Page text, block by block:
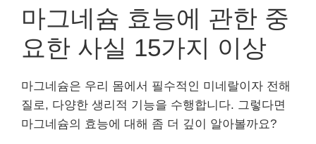
마그네슘 효능에 관한 중
요한 사실 15가지 이상
마그네슘은 우리 몸에서 필수적인 미네랄이자 전해
질로, 다양한 생리적 기능을 수행합니다. 그렇다면
마그네슘의 효능에 대해 좀 더 깊이 알아볼까요?